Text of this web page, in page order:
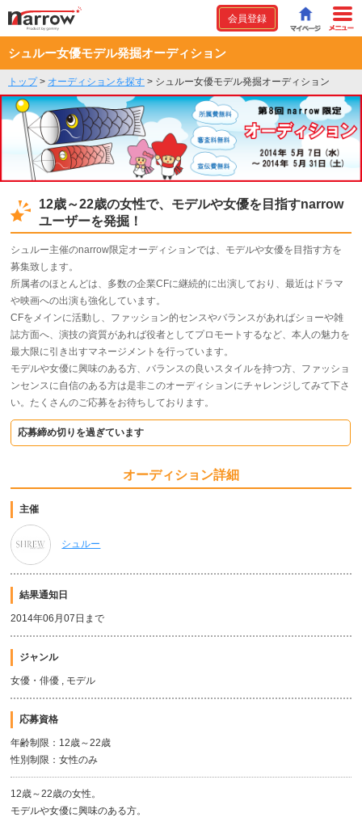
会員登録
シュルー女優モデル発掘オーディション
トップ> オーディションを探す > シュルー女優モデル発掘オーディション
12歳～22歳の女性で、モデルや女優を目指すnarrow
ユーザーを発掘！
シュルー主催のnarrow限定オーディションでは、モデルや女優を目指す方を
募集致します。
所属者のほとんどは、多数の企業CFに継続的に出演しており、最近はドラマ
や映画への出演も強化しています。
CFをメインに活動し、ファッション的センスやバランスがあればショーや雑
誌方面へ、演技の資質があれば役者としてプロモートするなど、本人の魅力を
最大限に引き出すマネージメントを行っています。
モデルや女優に興味のある方、バランスの良いスタイルを持つ方、ファッショ
ンセンスに自信のある方は是非このオーディションにチャレンジしてみて下さ
い。たくさんのご応募をお待ちしております。
応募締め切りを過ぎています
オーディション詳細
主催
シュルー
結果通知日
2014年06月07日まで
ジャンル
女優・俳優 , モデル
応募資格
年齢制限：12歳～22歳
性別制限：女性のみ
12歳～22歳の女性。
モデルや女優に興味のある方。